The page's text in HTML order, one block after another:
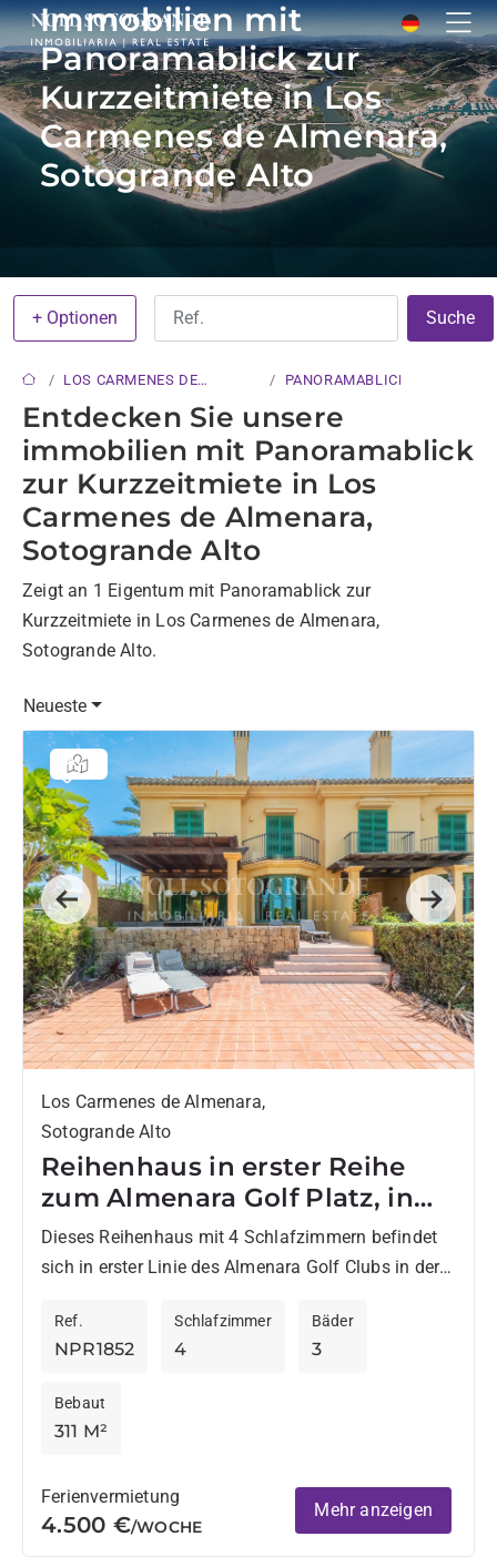
Immobilien mit
Panoramablick zur
Kurzzeitmiete in Los
Carmenes de Almenara,
Sotogrande Alto
+ Optionen Suche
LOS CARMENES DE
ALMENARA
PANORAMABLICKE
Entdecken Sie unsere
immobilien mit Panoramablick
zur Kurzzeitmiete in Los
Carmenes de Almenara,
Sotogrande Alto
Zeigt an 1 Eigentum mit Panoramablick zur
Kurzzeitmiete in Los Carmenes de Almenara,
Sotogrande Alto.
Neueste
Previous Next
Los Carmenes de Almenara,
Sotogrande Alto
Reihenhaus in erster Reihe
zum Almenara Golf Platz, in
Los Cármenes
Dieses Reihenhaus mit 4 Schlafzimmern befindet
sich in erster Linie des Almenara Golf Clubs in der
einen herrlichen...
NPR1852
Ref.
4
Schlafzimmer
3
Bäder
311 M²
Bebaut
Ferienvermietung
4.500 €/WOCHE
Mehr anzeigen